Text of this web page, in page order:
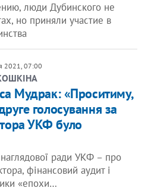
люди Дубинского не
но приняли участие в
2021, 07:00
Мудрак: «Проситиму,
голосування за
УКФ було
ради УКФ – про
фінансовий аудит і
«епохи…